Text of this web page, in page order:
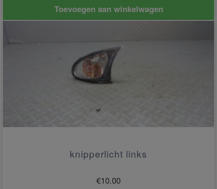
Toevoegen aan winkelwagen
knipperlicht links
€10.00